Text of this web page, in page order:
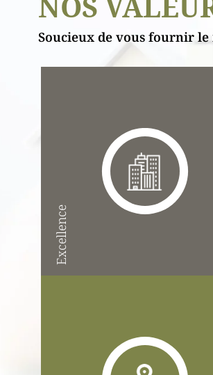
Soucieux de vous fournir
Excellence